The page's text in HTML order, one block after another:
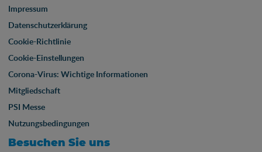
Impressum
Datenschutzerklärung
Cookie-Richtlinie
Cookie-Einstellungen
Corona-Virus: Wichtige Informationen
Mitgliedschaft
PSI Messe
Nutzungsbedingungen
Besuchen Sie uns